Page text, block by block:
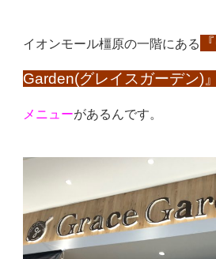
イオンモール橿原の一階にある
Garden(グレイスガーデン)』
メニューがあるんです。